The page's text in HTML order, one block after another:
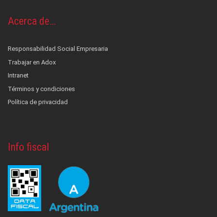
Acerca de…
Responsabilidad Social Empresaria
Trabajar en Adox
Intranet
Términos y condiciones
Política de privacidad
Info fiscal